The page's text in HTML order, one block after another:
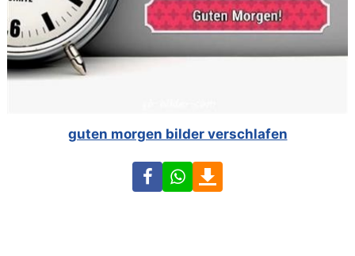
guten morgen bilder verschlafen
FacebookWhatsApp